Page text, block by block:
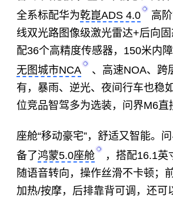
全系标配华为乾崑ADS 4.0
高
线双光路图像级激光雷达+后向
配36个高精度传感器，150米内障
无图城市NCA
、高速NOA、跨
有，暴雨、逆光、夜间行车也稳
位竞品智驾多为选装，问界M6直
座舱“移动豪宅”，舒适又智能。
备了鸿蒙5.0座舱
，搭配16.1英
随语音转向，操作丝滑不卡顿；
加热/按摩，后排靠背可调，还可